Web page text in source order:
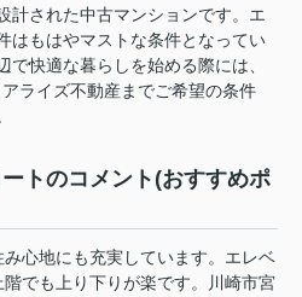
計された中古マンションです。エ
はもはやマストな条件となってい
で快適な暮らしを始める際には、
ライズ不動産までご希望の条件
トのコメント(おすすめポ
心地にも充実しています。エレベ
でも上り下りが楽です。川崎市宮